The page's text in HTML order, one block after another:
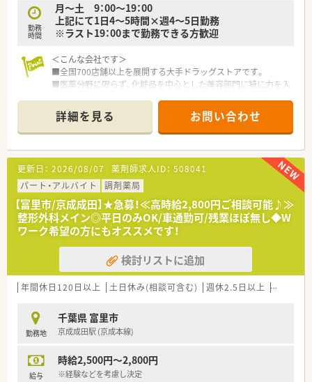
ドやエリアの確かな情報が素早く入る環境です。
勤務
時間
月～土 9：00～19：00
上記にて1日4～5時間×週4～5日勤務
※ラスト19：00まで勤務できる方歓迎
＜こんな会社です＞
■全国700店舗以上を展開する大手ドラッグストアです。
■医薬分野に限らず、化粧品を中心とした美容部門に特に力を入
■人事制度や福利厚生が充実しておりますのでライフプランに
合わせたご就業が可能です。
■全店舗に錠剤監査システム・音声入力システム・監査システム
導入し、機械化をはかり薬剤師に求められる対人業務に注力して
おります。
■売り上げも年々上昇し経営的にもしっかりしているので、長く
お勤めされたい方に特にお勧めです！
■今後ドラッグストアでのキャリアを目指す方には最適な職場
です。
■OTC販売もあるため、接客業務に積極的に取り組んでいただけ
る方大歓迎です。
■10％社割制度あり！お買い物にも便利♪
詳細を見る お問い合わせ
更新日： 2026/08/07 薬剤師求人ID： 508041
パート・アルバイト
調剤薬局
【富里市/京成成田】★急募！≪高時給2,800円ご相談可能♪≫
整形外科メイン◎平日のみOK/車通勤可/残業ほぼ無し◆W
ワーク希望の方にもオススメです！
検討リストに追加
年間休日120日以上 土日休み(相談可含む) 週休2.5日以上 週32h以
勤務地
千葉県 富里市
京成成田駅 (京成本線)
給与
時給2,500円～2,800円
※経験などを考慮し決定